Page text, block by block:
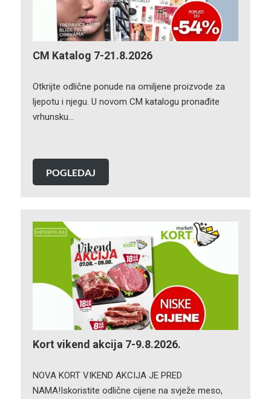
CM Katalog 7-21.8.2026
Otkrijte odlične ponude na omiljene proizvode za
ljepotu i njegu. U novom CM katalogu pronađite
vrhunsku…
POGLEDAJ
Kort vikend akcija 7-9.8.2026.
NOVA KORT VIKEND AKCIJA JE PRED
NAMA!Iskoristite odlične cijene na svježe meso,